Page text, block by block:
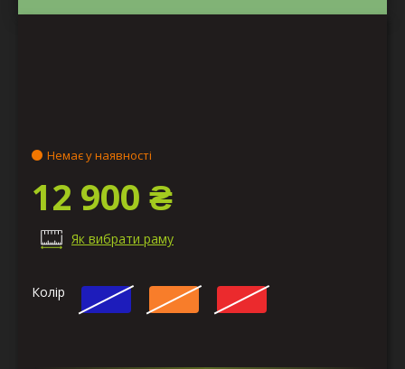
Немає у наявності
12 900 ₴
Як вибрати раму
Колір